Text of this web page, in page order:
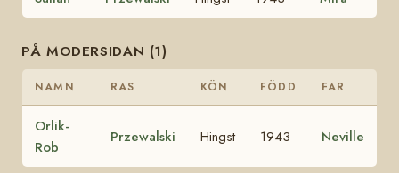
PÅ MODERSIDAN (1)
NAMN RAS KÖN FÖDD FAR
Orlik-
Rob
Przewalski Hingst 1943 Neville